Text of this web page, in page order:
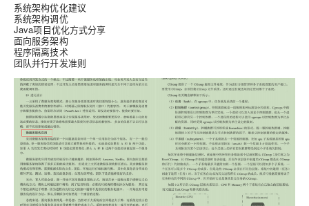
系统架构优化建议
系统架构调优
Java项目优化方式分享
面向服务架构
程序隔离技术
团队并行开发准则